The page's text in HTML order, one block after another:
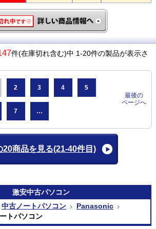
件(在庫切れ含む)中 1-20件の製品が表示さ
2 3 4 5
7 …
最後の
ページへ
20商品を見る(21-40件目)
激安中古パソコン
中古ノートパソコン
Panasonic
トパソコン